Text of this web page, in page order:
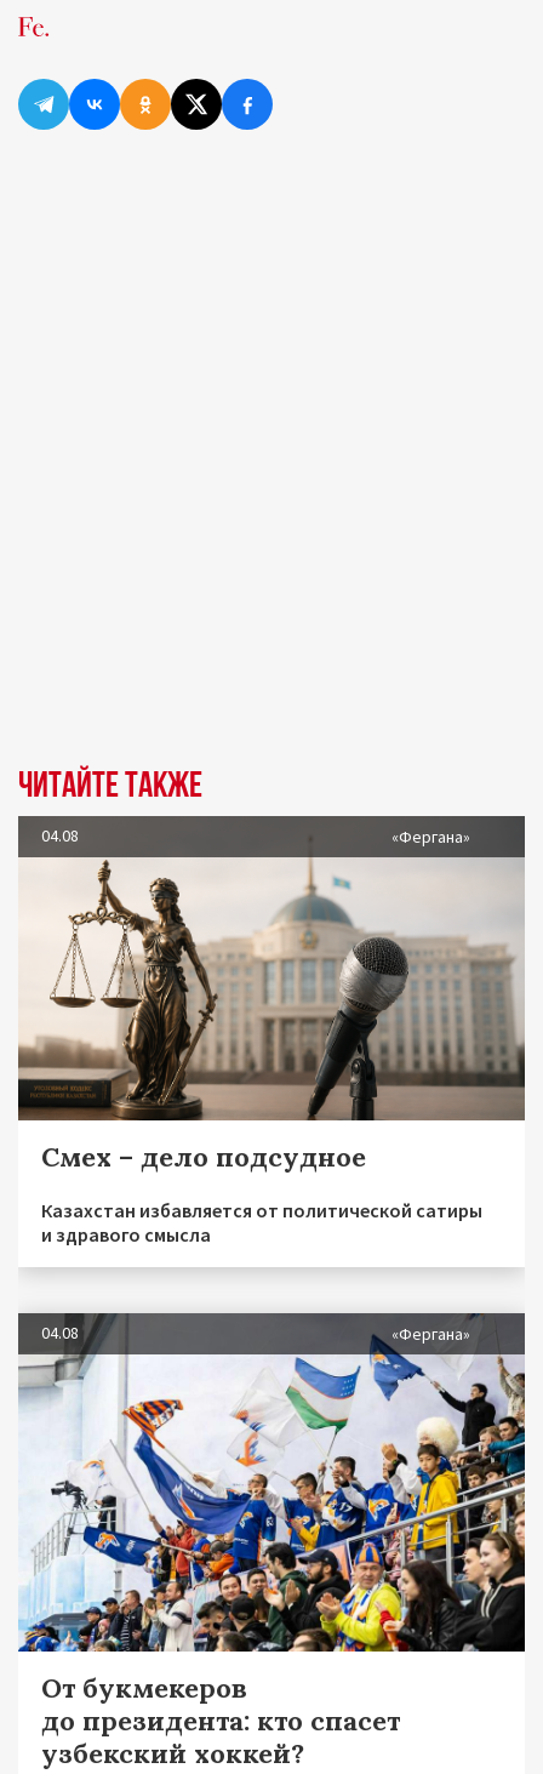
Читайте также
04.08 «Фергана»
Смех – дело подсудное
Казахстан избавляется от политической сатиры
и здравого смысла
04.08 «Фергана»
От букмекеров
до президента: кто спасет
узбекский хоккей?